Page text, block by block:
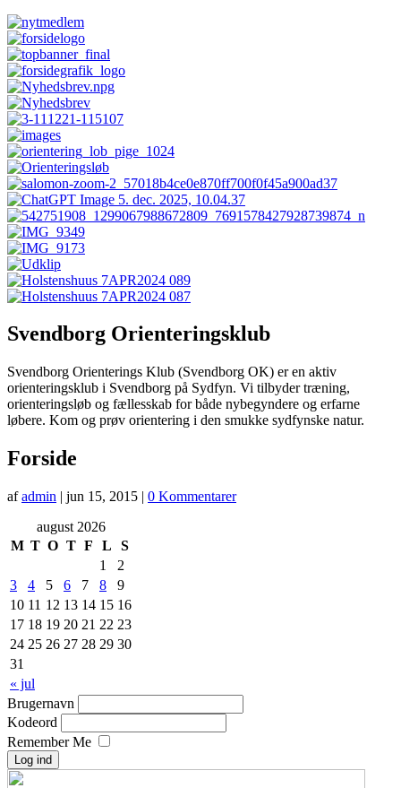
Svendborg Orienteringsklub
Svendborg Orienterings Klub (Svendborg OK) er en aktiv
orienteringsklub i Svendborg på Sydfyn. Vi tilbyder træning,
orienteringsløb og fællesskab for både nybegyndere og erfarne
løbere. Kom og prøv orientering i den smukke sydfynske natur.
Forside
afadmin | jun 15, 2015 | 0 Kommentarer
august 2026
M T O T F L S
« jul
1
2
3
4 5 6 7 8
9
10 11 12 13 14 15 16
17 18 19 20 21 22 23
24 25 26 27 28 29 30
31
Brugernavn
Kodeord
Remember Me